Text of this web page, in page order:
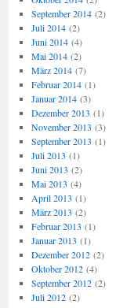
September 2014(2)
Juli 2014(2)
Juni 2014(4)
Mai 2014(2)
März 2014(7)
Februar 2014(1)
Januar 2014(3)
Dezember 2013 (1)
November 2013 (3)
September 2013 (1)
Juli 2013 (1)
Juni 2013 (2)
Mai 2013 (4)
April 2013 (1)
März 2013 (2)
Februar 2013 (1)
Januar 2013 (1)
Dezember 2012(2)
Oktober 2012(4)
September 2012(2)
Juli 2012(2)